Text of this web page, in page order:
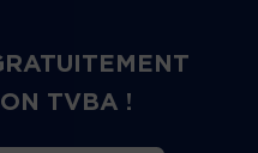
TVBA !